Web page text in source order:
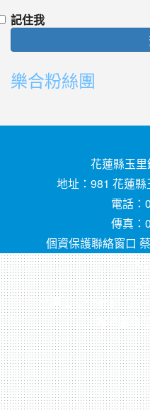
記住我
樂合粉絲團
花蓮縣玉
地址：981 花蓮
電話：
傳真：
個資保護聯絡窗口
請用 Chrome、
上獲得最佳